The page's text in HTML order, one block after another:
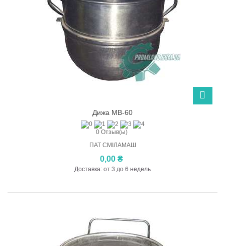
Дижа МВ-60
0 Отзыв(ы)
ПАТ СМІЛАМАШ
0,00 ₴
Доставка: от 3 до 6 недель